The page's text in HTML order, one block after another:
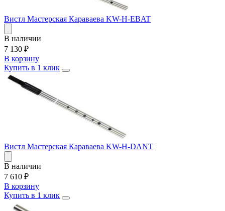
Вистл Мастерская Караваева KW-H-EBAT
В наличии
7 130 ₽
В корзину
Купить в 1 клик
Вистл Мастерская Караваева KW-H-DANT
В наличии
7 610 ₽
В корзину
Купить в 1 клик